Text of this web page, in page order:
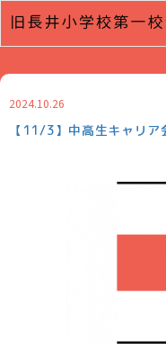
2024.10.26
【11/3】中高生キャリ